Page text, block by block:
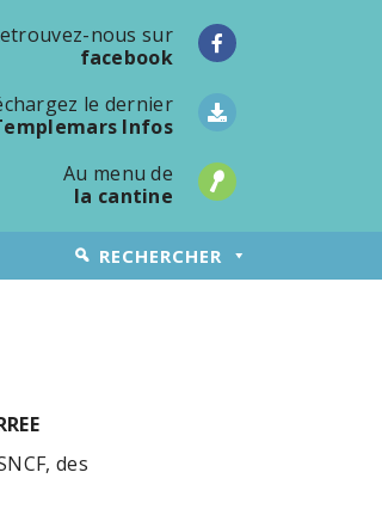
nous sur
facebook
le dernier
Infos
Au menu de
la cantine
RECHERCHER
des